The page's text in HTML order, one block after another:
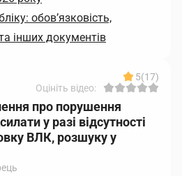
обов’язковість,
інших документів
5(17)
Оцініть відео:
про порушення
у разі відсутності
ВЛК, розшуку у